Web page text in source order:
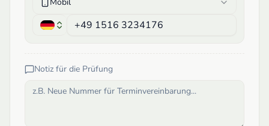
Notiz für die Prüfung